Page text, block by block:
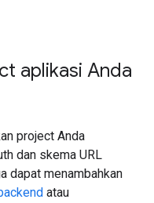
aplikasi Anda
project Anda
dan skema URL
dapat menambahkan
atau